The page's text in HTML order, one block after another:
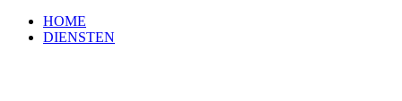
HOME
DIENSTEN